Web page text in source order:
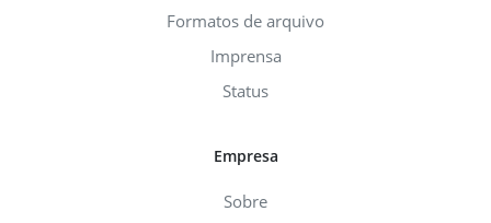
Formatos de arquivo
Imprensa
Status
Empresa
Sobre